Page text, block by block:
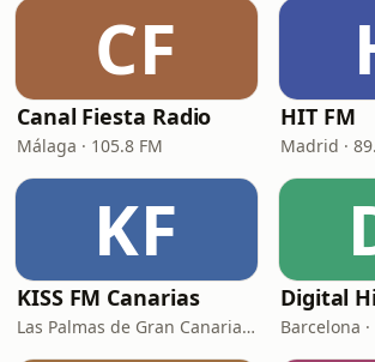
CF
Canal Fiesta Radio
Málaga · 105.8 FM
HIT FM
Madrid ·
KF
KISS FM Canarias
Las Palmas de Gran Canaria · 102.4 FM
Digital
Barcelona